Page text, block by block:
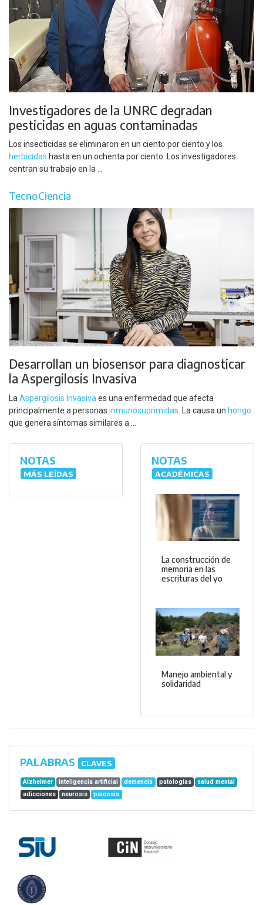
Investigadores de la UNRC degradan
pesticidas en aguas contaminadas
Los insecticidas se eliminaron en un ciento por ciento y los
herbicidas hasta en un ochenta por ciento. Los investigadores
centran su trabajo en la ...
TecnoCiencia
Desarrollan un biosensor para diagnosticar
la Aspergilosis Invasiva
La Aspergilosis Invasiva es una enfermedad que afecta
principalmente a personas inmunosuprimidas . La causa un hongo
que genera síntomas similares a ...
NOTAS
MÁS LEÍDAS
NOTAS
ACADÉMICAS
La construcción de
memoria en las
escrituras del yo
Manejo ambiental y
solidaridad
PALABRAS CLAVES
Alzheimer inteligencia artificial demencia patologías
salud mental
adicciones
neurosis psicosis